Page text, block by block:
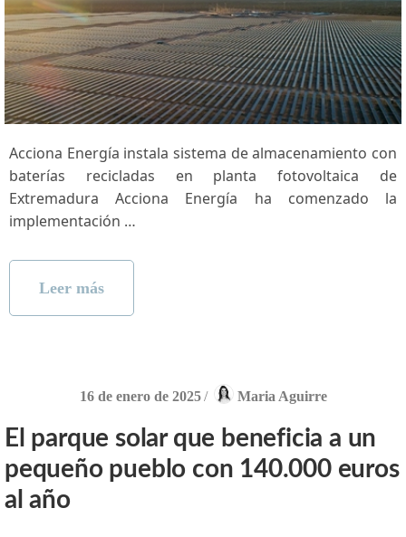
Acciona‌ Energía ⁤instala sistema de⁤ almacenamiento con
baterías⁤ recicladas en planta fotovoltaica de
Extremadura Acciona Energía ‍ha comenzado la
implementación …
Leer más
16 de enero de 2025 / Maria Aguirre
El parque solar que beneficia a un
pequeño pueblo con 140.000 euros
al año